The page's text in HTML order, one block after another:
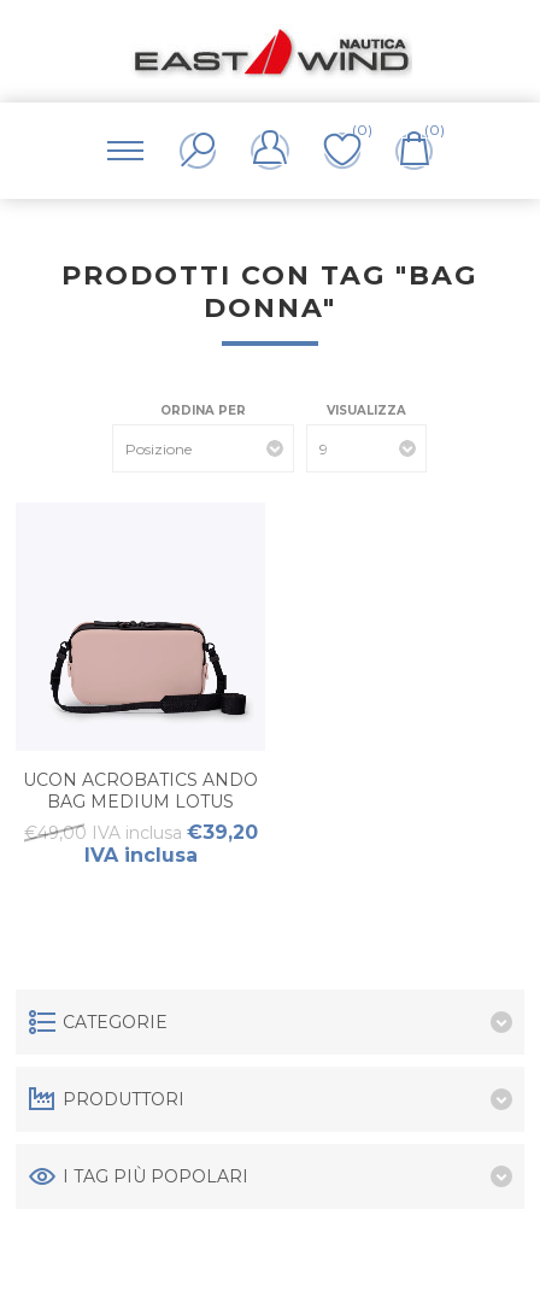
(0) (0)
PRODOTTI CON TAG "BAG
DONNA"
ORDINA PER VISUALIZZA
UCON ACROBATICS ANDO
BAG MEDIUM LOTUS
DONNA
€49,00 IVA inclusa €39,20
IVA inclusa
CATEGORIE
PRODUTTORI
I TAG PIÙ POPOLARI